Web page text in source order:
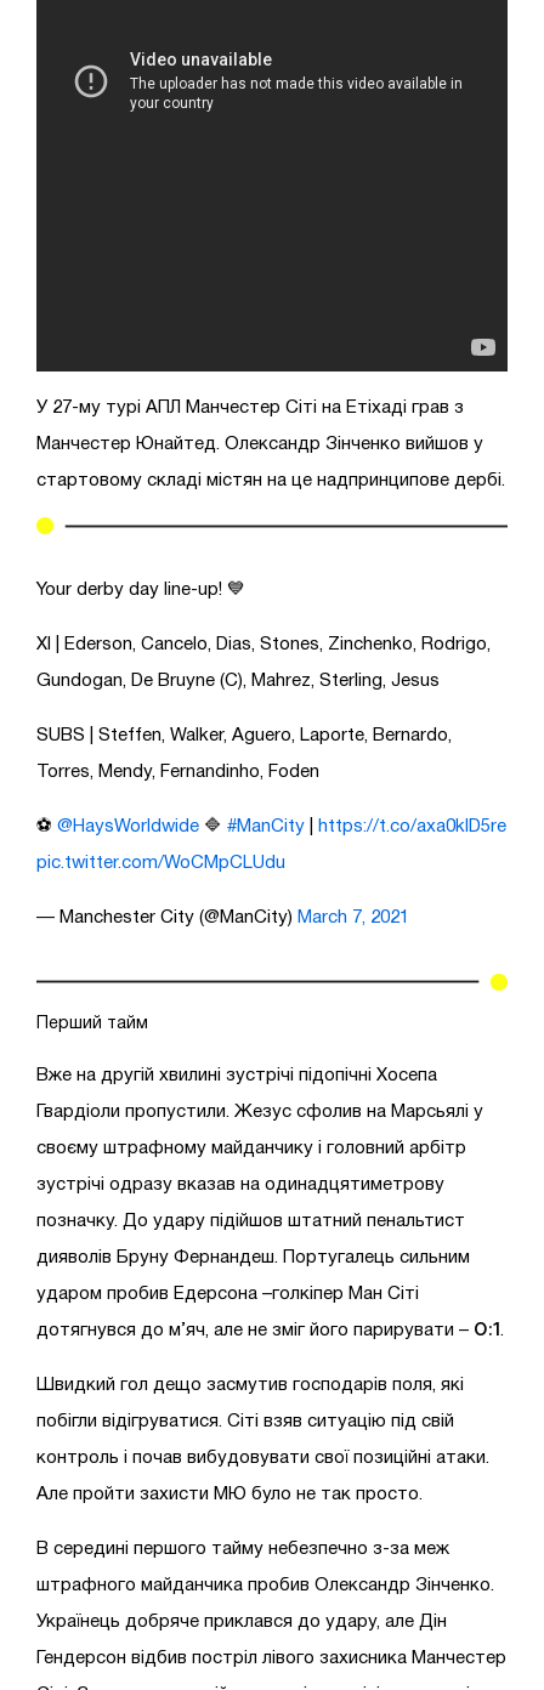
У 27-му турі АПЛ Манчестер Сіті на Етіхаді грав з
Манчестер Юнайтед. Олександр Зінченко вийшов у
стартовому складі містян на це надпринципове дербі.
Your derby day line-up! 💙
XI | Ederson, Cancelo, Dias, Stones, Zinchenko, Rodrigo,
Gundogan, De Bruyne (C), Mahrez, Sterling, Jesus
SUBS | Steffen, Walker, Aguero, Laporte, Bernardo,
Torres, Mendy, Fernandinho, Foden
⚽️ @HaysWorldwide 🔷 #ManCity https://t.co/axa0klD5re
pic.twitter.com/WoCMpCLUdu
— Manchester City (@ManCity) March 7, 2021
Перший тайм
Вже на другій хвилині зустрічі підопічні Хосепа
Гвардіоли пропустили. Жезус сфолив на Марсьялі у
своєму штрафному майданчику і головний арбітр
зустрічі одразу вказав на одинадцятиметрову
позначку. До удару підійшов штатний пенальтист
дияволів Бруну Фернандеш. Португалець сильним
ударом пробив Едерсона –голкіпер Ман Сіті
дотягнувся до м’яч, але не зміг його парирувати – 0:1
Швидкий гол дещо засмутив господарів поля, які
побігли відігруватися. Сіті взяв ситуацію під свій
контроль і почав вибудовувати свої позиційні атаки.
Але пройти захисти МЮ було не так просто.
В середині першого тайму небезпечно з-за меж
штрафного майданчика пробив Олександр Зінченко.
Українець добряче приклався до удару, але Дін
Гендерсон відбив постріл лівого захисника Манчестер